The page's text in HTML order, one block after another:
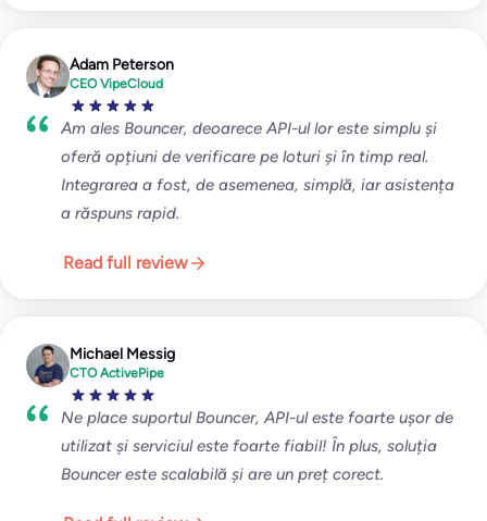
Adam Peterson
CEO VipeCloud
Am ales Bouncer, deoarece API-ul lor este simplu și
oferă opțiuni de verificare pe loturi și în timp real.
Integrarea a fost, de asemenea, simplă, iar asistența
a răspuns rapid.
Read full review
Michael Messig
CTO ActivePipe
Ne place suportul Bouncer, API-ul este foarte ușor de
utilizat și serviciul este foarte fiabil! În plus, soluția
Bouncer este scalabilă și are un preț corect.